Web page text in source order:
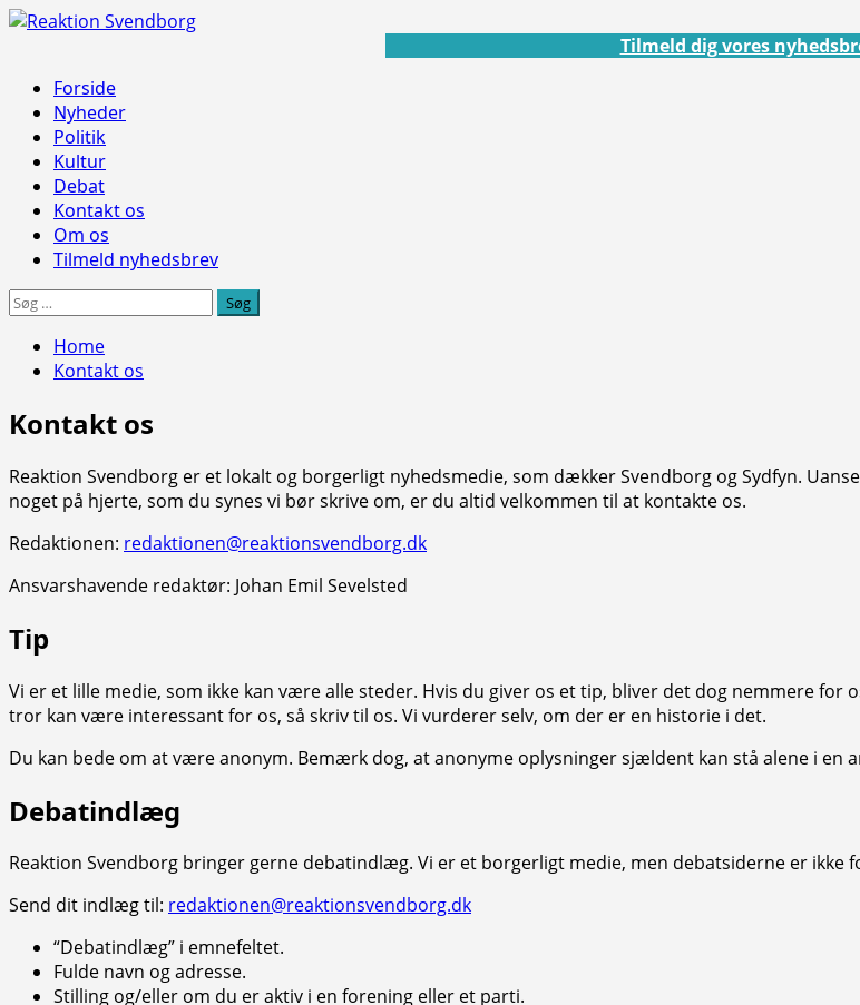
Skip
Tilmeld dig vores
MenuForside
Nyheder
Politik
Kultur
Debat
Kontakt os
Om os
Tilmeld nyhedsbrev
Søg
Home
Kontakt os
Kontakt os
Reaktion Svendborg er et lokalt og borgerligt nyhedsmedie, som dækker Svendborg og Sydfyn.
noget på hjerte, som du synes vi bør skrive om, er du altid velkommen til at kontakte os.
Redaktionen: redaktionen@reaktionsvendborg.dk
Ansvarshavende redaktør: Johan Emil Sevelsted
Tip
Vi er et lille medie, som ikke kan være alle steder. Hvis du giver os et tip, bliver det dog nemmere
tror kan være interessant for os, så skriv til os. Vi vurderer selv, om der er en historie i det.
Du kan bede om at være anonym. Bemærk dog, at anonyme oplysninger sjældent kan stå alene i en
Debatindlæg
Reaktion Svendborg bringer gerne debatindlæg. Vi er et borgerligt medie, men debatsiderne er ikke
Send dit indlæg til: redaktionen@reaktionsvendborg.dk
“Debatindlæg” i emnefeltet.
Fulde navn og adresse.
Stilling og/eller om du er aktiv i en forening eller et parti.